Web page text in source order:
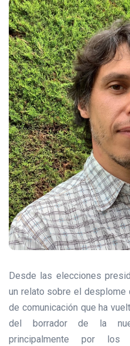
Desde las elecciones
un relato sobre el desplome
de comunicación que ha
del borrador de la
principalmente por los